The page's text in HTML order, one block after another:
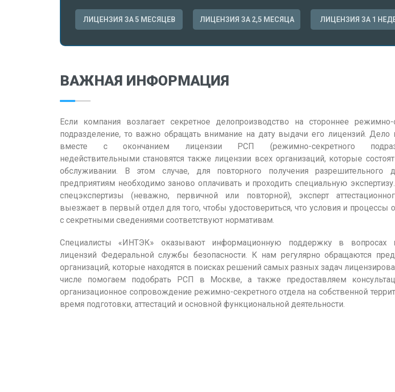
ЛИЦЕНЗИЯ ЗА 5 МЕСЯЦЕВ ЛИЦЕНЗИЯ ЗА 2,5 МЕСЯЦА ЛИЦЕНЗИЯ ЗА 1
ВАЖНАЯ ИНФОРМАЦИЯ
Если компания возлагает секретное делопроизводство на стороннее режимно-
подразделение, то важно обращать внимание на дату выдачи его лицензий. Дело
вместе с окончанием лицензии РСП (режимно-секретного
недействительными становятся также лицензии всех организаций, которые
обслуживании. В этом случае, для повторного получения разрешительного
предприятиям необходимо заново оплачивать и проходить специальную
спецэкспертизы (неважно, первичной или повторной), эксперт
выезжает в первый отдел для того, чтобы удостовериться, что условия и процессы
с секретными сведениями соответствуют нормативам.
Специалисты «ИНТЭК» оказывают информационную поддержку в вопросах
лицензий Федеральной службы безопасности. К нам регулярно обращаются
организаций, которые находятся в поисках решений самых разных задач
числе помогаем подобрать РСП в Москве, а также предоставляем
организационное сопровождение режимно-секретного отдела на собственной
время подготовки, аттестаций и основной функциональной деятельности.